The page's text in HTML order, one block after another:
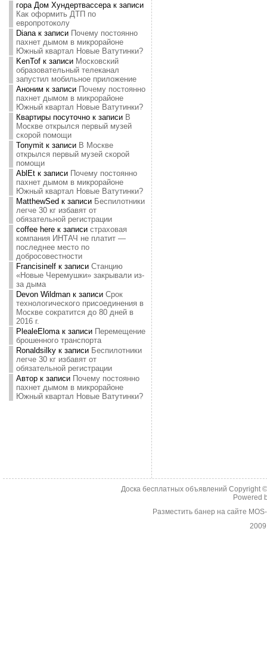
гора Дом Хундертвассерак записи
Как оформить ДТП по
европротоколу
Dianaк записи Почему постоянно
пахнет дымом в микрорайоне
Южный квартал Новые Ватутинки?
KenTofк записи Московский
образовательный телеканал
запустил мобильное приложение
Аноним к записи Почему постоянно
пахнет дымом в микрорайоне
Южный квартал Новые Ватутинки?
Квартиры посуточнок записи В
Москве открылся первый музей
скорой помощи
Tonymitк записи В Москве
открылся первый музей скорой
помощи
AblEtк записи Почему постоянно
пахнет дымом в микрорайоне
Южный квартал Новые Ватутинки?
MatthewSed к записи Беспилотники
легче 30 кг избавят от
обязательной регистрации
coffee hereк записи страховая
компания ИНТАЧ не платит —
последнее место по
добросовестности
Francisinelfк записи Станцию
«Новые Черемушки» закрывали из-
за дыма
Devon Wildmanк записи Срок
технологического присоединения в
Москве сократится до 80 дней в
2016 г.
PlealeElomaк записи Перемещение
брошенного транспорта
Ronaldsilkyк записи Беспилотники
легче 30 кг избавят от
обязательной регистрации
Авторк записи Почему постоянно
пахнет дымом в микрорайоне
Южный квартал Новые Ватутинки?
Доска бесплатных объявлений Copyright
Powered
Разместить банер на сайте